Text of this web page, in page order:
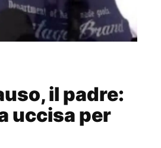
il padre:
uccisa per